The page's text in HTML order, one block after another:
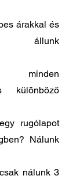
árakkal és
állunk
minden
különböző
rugólapot
Nálunk
nálunk 3